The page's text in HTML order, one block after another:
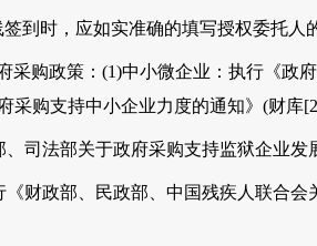
到时，应如实准确的填写授权委托
采购政策：(1)中小微企业：执行《政
采购支持中小企业力度的通知》(财库
司法部关于政府采购支持监狱企业发
财政部、民政部、 中国残疾人联合会